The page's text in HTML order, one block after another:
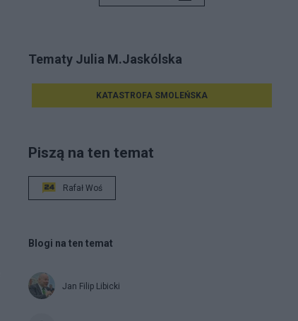
Tematy Julia M.Jaskólska
KATASTROFA SMOLEŃSKA
Piszą na ten temat
Rafał Woś
Blogi na ten temat
Jan Filip Libicki